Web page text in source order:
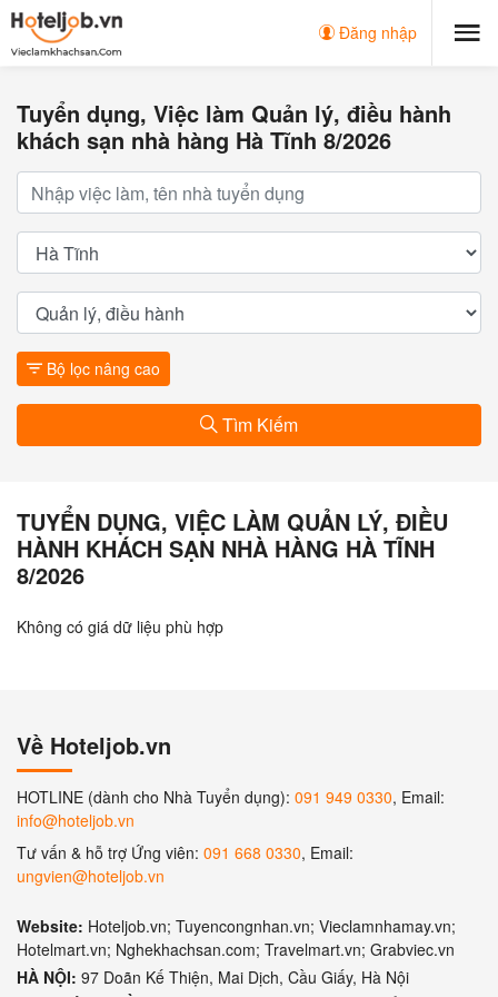
Đăng nhập
Tuyển dụng, Việc làm Quản lý, điều hành
khách sạn nhà hàng Hà Tĩnh 8/2026
Bộ lọc nâng cao
Tìm Kiếm
TUYỂN DỤNG, VIỆC LÀM QUẢN LÝ, ĐIỀU
HÀNH KHÁCH SẠN NHÀ HÀNG HÀ TĨNH
8/2026
Không có giá dữ liệu phù hợp
Về Hoteljob.vn
HOTLINE (dành cho Nhà Tuyển dụng): 091 949 0330, Email:
info@hoteljob.vn
Tư vấn & hỗ trợ Ứng viên: 091 668 0330, Email:
ungvien@hoteljob.vn
Website: Hoteljob.vn; Tuyencongnhan.vn; Vieclamnhamay.vn;
Hotelmart.vn; Nghekhachsan.com; Travelmart.vn; Grabviec.vn
HÀ NỘI: 97 Doãn Kế Thiện, Mai Dịch, Cầu Giấy, Hà Nội